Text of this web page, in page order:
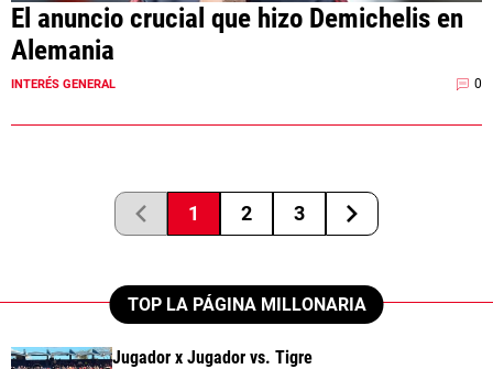
El anuncio crucial que hizo Demichelis en
Alemania
INTERÉS GENERAL 0
1 2 3
TOP LA PÁGINA MILLONARIA
Jugador x Jugador vs. Tigre